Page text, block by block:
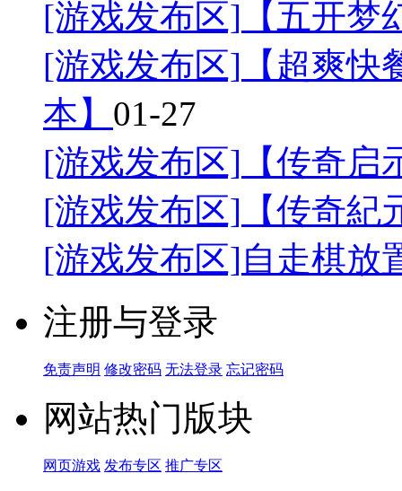
[游戏发布区] 【五开
[游戏发布区] 【超爽
本】 01-27
[游戏发布区] 【传奇
[游戏发布区] 【传奇
[游戏发布区]自走棋放
注册与登录
免责声明 修改密码 无法登录 忘记密码
网站热门版块
网页游戏 发布专区 推广专区